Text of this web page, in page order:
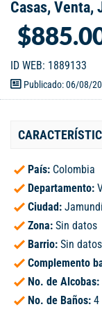
Casas, Venta,
ID WEB: 1889133
Publicado: 06/08/
País: Colombia
Departamento:
Ciudad:
Zona: Sin datos
Barrio: Sin datos
Complemento
No. de Alcobas:
No. de Baños: 4